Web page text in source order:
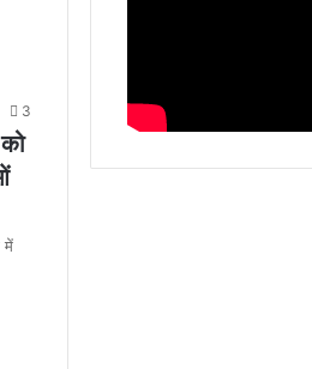
3
में